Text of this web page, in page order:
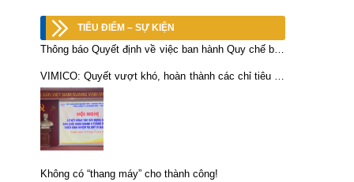
TIÊU ĐIỂM – SỰ KIỆN
Thông báo Quyết định về việc ban hành Quy chế bán
Vimico sở hữu
VIMICO: Quyết vượt khó, hoàn thành các chỉ tiêu kế
hoạch Quí IV và cả năm 2021
Không có “thang máy” cho thành công!